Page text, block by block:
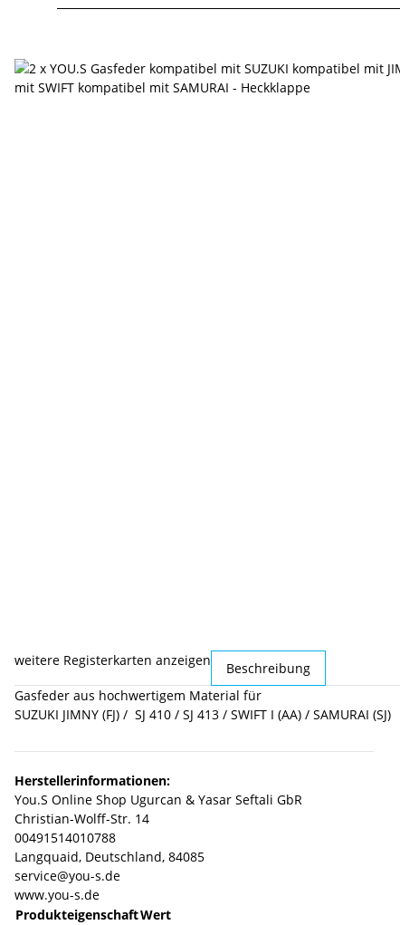
weitere Registerkarten anzeigen
Beschreibung
Gasfeder aus hochwertigem Material für
SUZUKI JIMNY (FJ) / SJ 410 / SJ 413 / SWIFT I (AA) / SAMURAI (SJ)
Herstellerinformationen:
You.S Online Shop Ugurcan & Yasar Seftali GbR
Christian-Wolff-Str. 14
00491514010788
Langquaid, Deutschland, 84085
service@you-s.de
www.you-s.de
ProdukteigenschaftWert